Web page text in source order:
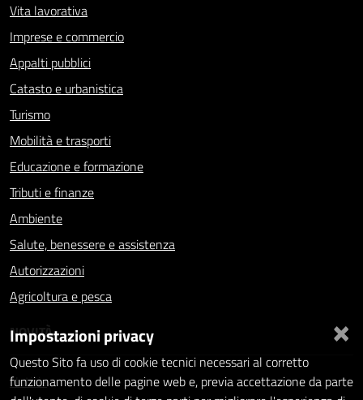
Vita lavorativa
Imprese e commercio
Appalti pubblici
Catasto e urbanistica
Turismo
Mobilità e trasporti
Educazione e formazione
Tributi e finanze
Ambiente
Salute, benessere e assistenza
Autorizzazioni
Agricoltura e pesca
NOVITÀ
Notizie
×
Impostazioni privacy
Questo Sito fa uso di cookie tecnici necessari al corretto
funzionamento delle pagine web e, previa accettazione da parte